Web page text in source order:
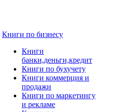
Книги по бизнесу
Книги
банки,деньги,кредит
Книги по бухучету
Книги коммерция и
продажи
Книги по маркетингу
и рекламе